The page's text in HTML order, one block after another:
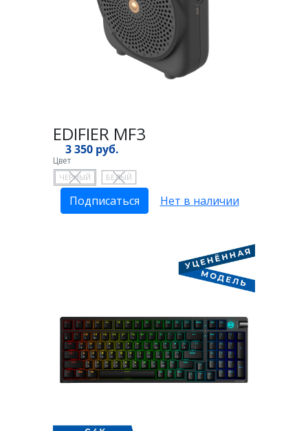
EDIFIER MF3
3 350 руб.
Цвет
ЧЕРНЫЙ БЕЛЫЙ
Подписаться Нет в наличии